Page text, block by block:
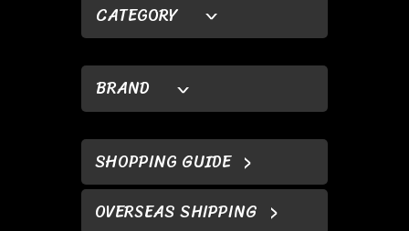
CATEGORY
BRAND
SHOPPING GUIDE
OVERSEAS SHIPPING